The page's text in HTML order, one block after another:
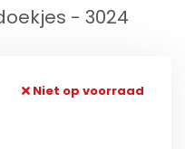
- 3024
Niet op voorraad